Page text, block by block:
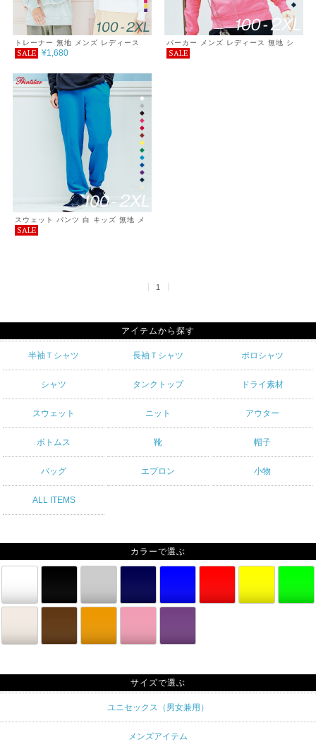
トレーナー 無地 メンズ レディース
キッズ シンプル カジュアル おしゃれ
ック 裏毛 8.4オンス ゆったり 春 秋
巣ごもり プチプラ コーデ
SALE ¥1,680
パーカー メンズ レディース 無地 シ
ンプル キッズ カジュアル おしゃれ
SALE
スウェット パンツ 白 キッズ 無地 メ
ンズ レディース 裏毛 ダンス シンプ
SALE
1
アイテムから探す
半袖Ｔシャツ 長袖Ｔシャツ ポロシャツ
シャツ タンクトップ ドライ素材
スウェット ニット アウター
ボトムス 靴 帽子
バッグ エプロン 小物
ALL ITEMS
カラーで選ぶ
サイズで選ぶ
ユニセックス（男女兼用）
メンズアイテム